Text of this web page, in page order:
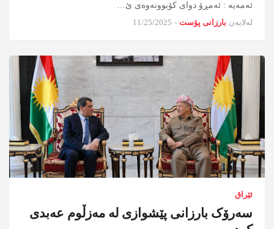
ئەمەیە : ئەمڕۆ دوای کۆبوونەوەی ئ…
لەلایەن بارزانی پۆست -
11/25/2025
ئێراق
سەرۆک بارزانی پێشوازی لە مەزڵوم عەبدی